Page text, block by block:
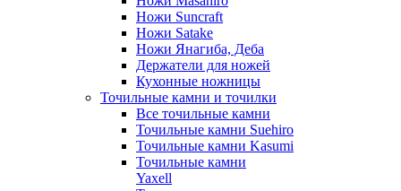
Ножи Suncraft
Ножи Satake
Ножи Янагиба, Деба
Держатели для ножей
Кухонные ножницы
Точильные камни и точилки
Все точильные камни
Точильные камни Suehiro
Точильные камни Kasumi
Точильные камни
Yaxell